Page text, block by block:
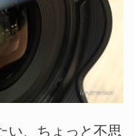
い、ちょっと不思